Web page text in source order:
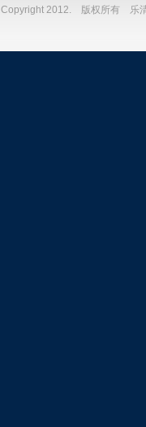
Copyright 2012. 版权所有 乐